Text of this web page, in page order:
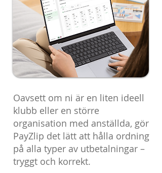
Oavsett om ni är en liten ideell
klubb eller en större
organisation med anställda, gör
PayZlip det lätt att hålla ordning
på alla typer av utbetalningar –
tryggt och korrekt.